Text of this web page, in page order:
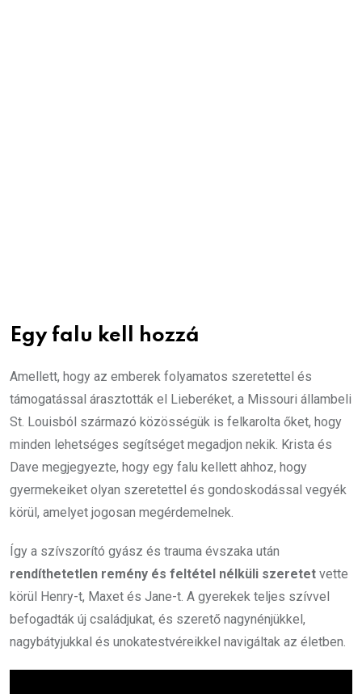
Egy falu kell hozzá
Amellett, hogy az emberek folyamatos szeretettel és
támogatással árasztották el Lieberéket, a Missouri állambeli
St. Louisból származó közösségük is felkarolta őket, hogy
minden lehetséges segítséget megadjon nekik. Krista és
Dave megjegyezte, hogy egy falu kellett ahhoz, hogy
gyermekeiket olyan szeretettel és gondoskodással vegyék
körül, amelyet jogosan megérdemelnek.
Így a szívszorító gyász és trauma évszaka után
rendíthetetlen remény és feltétel nélküli szeretet vette
körül Henry-t, Maxet és Jane-t. A gyerekek teljes szívvel
befogadták új családjukat, és szerető nagynénjükkel,
nagybátyjukkal és unokatestvéreikkel navigáltak az életben.